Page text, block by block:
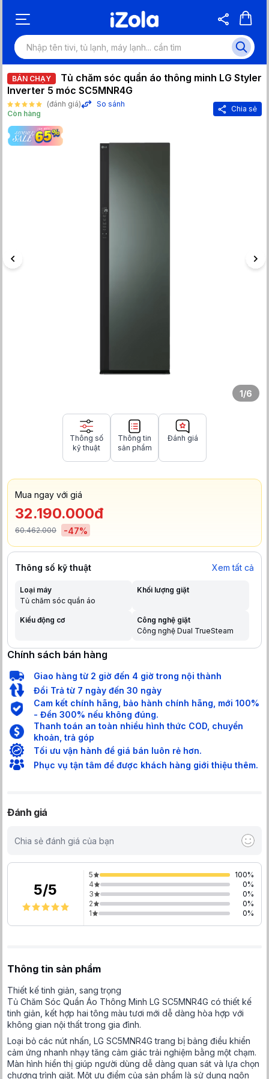
BÁN CHẠY
Tủ chăm sóc quần áo thông minh LG Styler
Inverter 5 móc SC5MNR4G
(đánh giá)
So sánh
Còn hàng
Chia sẻ
1/6
Thông số
kỹ thuật
Thông tin
sản phẩm
Đánh giá
Mua ngay với giá
32.190.000đ
60.462.000 -47%
Thông số kỹ thuật Xem tất cả
Loại máy
Tủ chăm sóc quần áo
Khối lượng giặt
Kiểu động cơ
Công nghệ giặt
Công nghệ Dual TrueSteam
Chính sách bán hàng
Giao hàng từ 2 giờ đến 4 giờ trong nội thành
Đổi Trả từ 7 ngày đến 30 ngày
Cam kết chính hãng, bảo hành chính hãng, mới 100%
- Đền 300% nếu không đúng.
Thanh toán an toàn nhiều hình thức COD, chuyển
khoản, trả góp
Tối ưu vận hành để giá bán luôn rẻ hơn.
Phục vụ tận tâm để được khách hàng giới thiệu thêm.
Đánh giá
Chia sẻ đánh giá của bạn
5/5
5 100%
4
0%
3
0%
2
0%
1
0%
Thông tin sản phẩm
Thiết kế tinh giản, sang trọng
Tủ Chăm Sóc Quần Áo Thông Minh LG SC5MNR4G có thiết kế
tinh giản, kết hợp hai tông màu tươi mới dễ dàng hòa hợp với
không gian nội thất trong gia đình.
Loại bỏ các nút nhấn, LG SC5MNR4G trang bị bảng điều khiển
cảm ứng nhanh nhạy tăng cảm giác trải nghiệm bằng một chạm.
Màn hình hiển thị giúp người dùng dễ dàng quan sát và lựa chọn
chương trình giặt. Một ưu điểm của sản phẩm là sử dụng ngôn